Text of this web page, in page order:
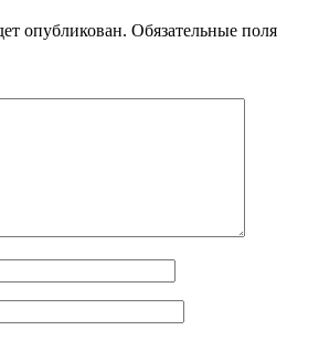
опубликован. Обязательные поля